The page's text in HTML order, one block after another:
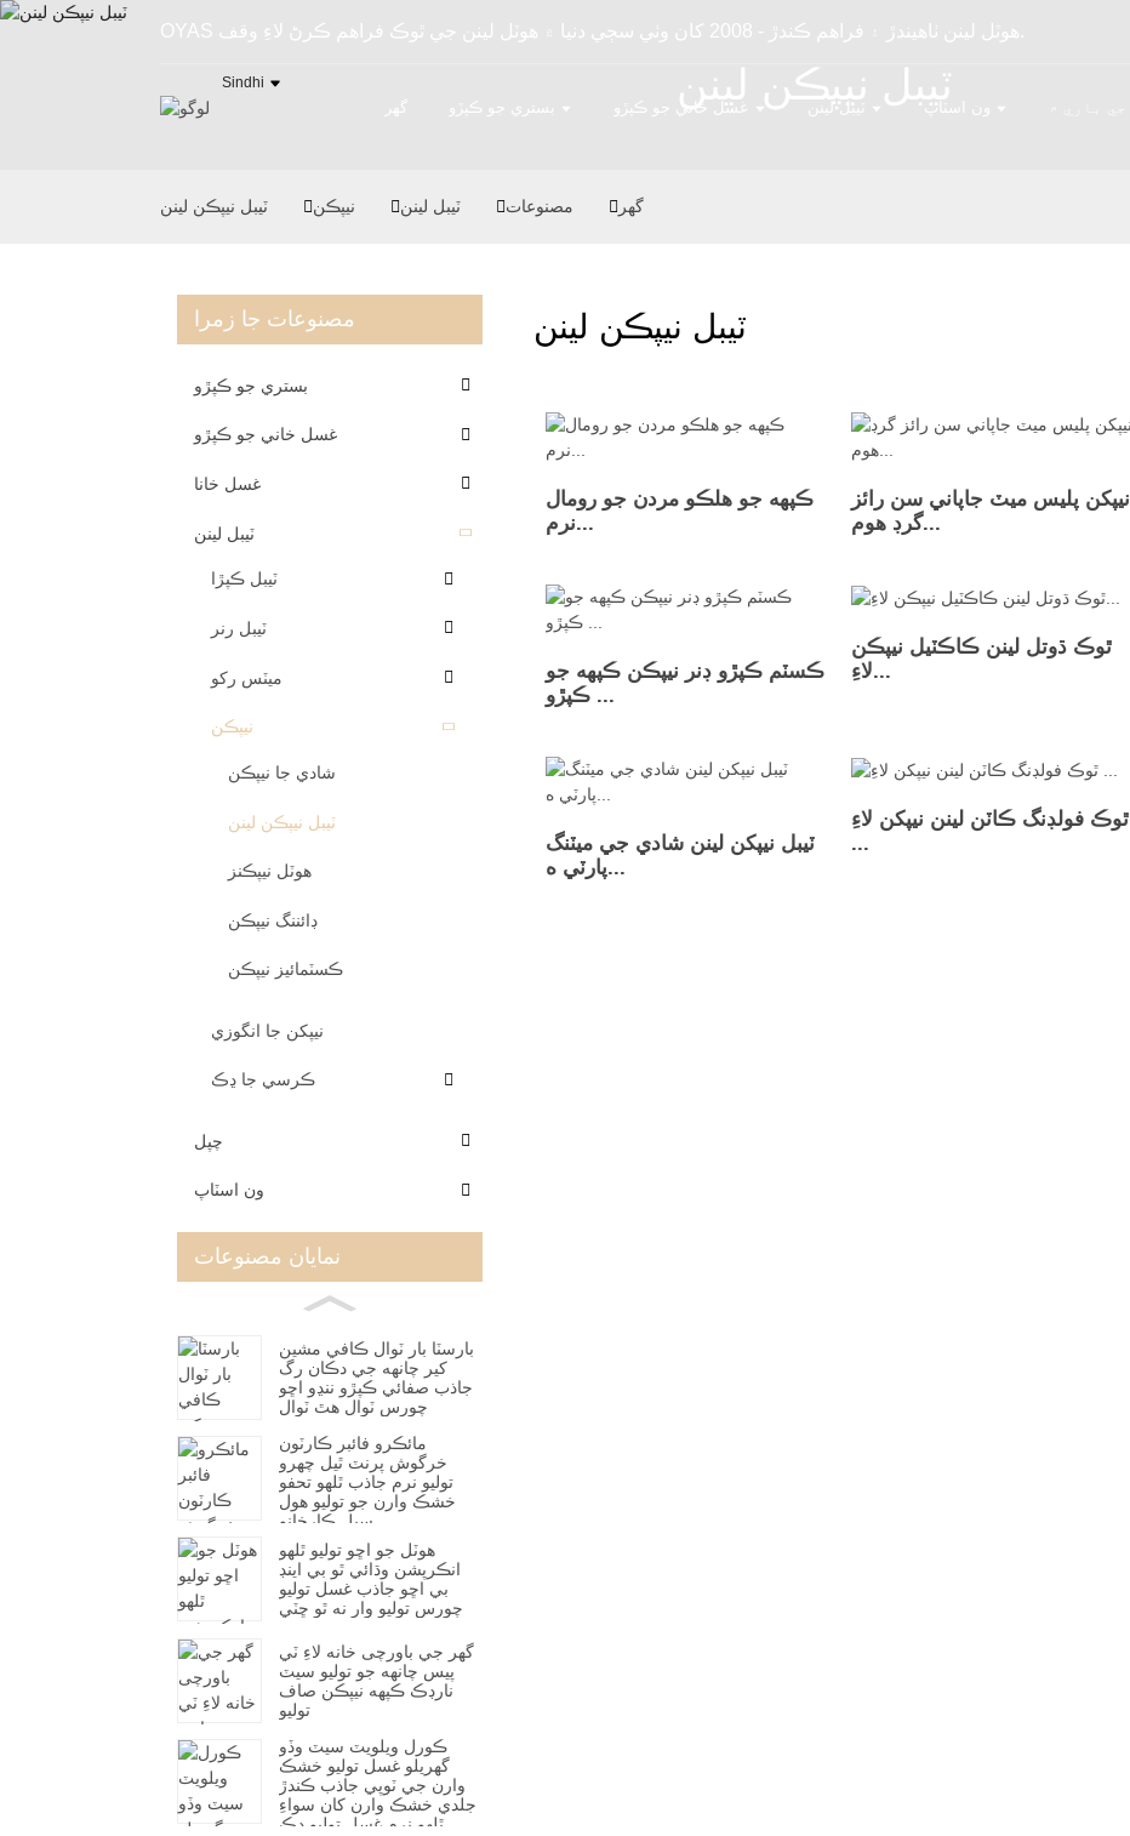
OYAS هوٽل لينن ٺاهيندڙ ۽ فراهم ڪندڙ - 2008 کان وٺي سڄي دنيا ۾ هوٽل لينن جي ٿوڪ فراهم ڪرڻ لاءِ وقف.
Sindhi
گھر بستري جو ڪپڙو غسل خاني جو ڪپڙو ٽيبل لينن ون اسٽاپٽيبل نيپڪن لينن
گھر مصنوعات ٽيبل لينن نيپڪن ٽيبل نيپڪن لينن
مصنوعات جا زمرا
بستري جو ڪپڙو
غسل خاني جو ڪپڙو
غسل خانا
ٽيبل لينن
ٽيبل ڪپڙا
ٽيبل رنر
ميٽس رکو
نيپڪن
شادي جا نيپڪن
ٽيبل نيپڪن لينن
هوٽل نيپڪنز
ڊائننگ نيپڪن
ڪسٽمائيز نيپڪن
نيپکن جا انگوزي
ڪرسي جا ڍڪ
چپل
ون اسٽاپ
نمايان مصنوعات
بارسٽا بار ٽوال ڪافي مشين
کير چانهه جي دڪان رگ
جاذب صفائي ڪپڙو ننڍو اڇو
چورس ٽوال هٿ ٽوال
مائڪرو فائبر ڪارٽون
خرگوش پرنٽ ٿيل چهرو
توليو نرم جاذب ٿلهو تحفو
خشڪ وارن جو توليو هول
سيل ڪارخانو
هوٽل جو اڇو توليو ٿلهو
انڪرپشن وڌائي ٿو بي اينڊ
بي اڇو جاذب غسل توليو
چورس توليو وار نه ٿو ڇٽي
گھر جي باورچی خانه لاءِ ٽي
پيس چانهه جو توليو سيٽ
نارڊڪ ڪپهه نيپڪن صاف
توليو
ڪورل ويلويٽ سيٽ وڏو
گهريلو غسل توليو خشڪ
وارن جي ٽوپي جاذب ڪندڙ
جلدي خشڪ وارن کان سواءِ
ٿلهو نرم غسل توليو ڍڪ
ٽيبل نيپڪن لينن
ڪپهه جو هلڪو مردن جو رومال
نرم...
نيپکن پليس ميٽ جاپاني سن رائز
گرڊ هوم...
ڪسٽم ڪپڙو ڊنر نيپڪن ڪپهه جو
ڪپڙو ...
ٿوڪ ڌوتل لينن ڪاڪٽيل نيپڪن
لاءِ...
ٽيبل نيپکن لينن شادي جي ميٽنگ
پارٽي ه...
ٿوڪ فولڊنگ ڪاٽن لينن نيپکن لاءِ
...